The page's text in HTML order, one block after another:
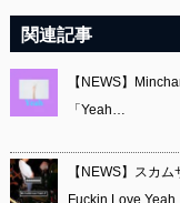
関連記事
【NEWS】
「Yeah…
【NEWS】スカ
Fuckin Love Yeah…